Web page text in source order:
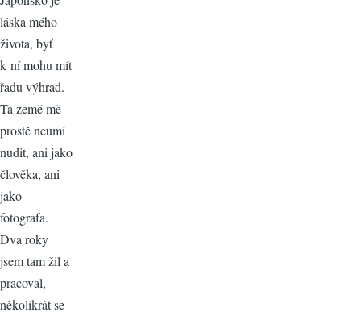
láska mého
života, byť
k ní mohu mít
řadu výhrad.
Ta země mě
prostě neumí
nudit, ani jako
člověka, ani
jako
fotografa.
Dva roky
jsem tam žil a
pracoval,
několikrát se